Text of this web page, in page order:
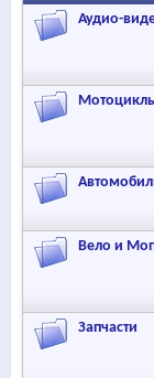
Аудио-
Вело и
Запчасти